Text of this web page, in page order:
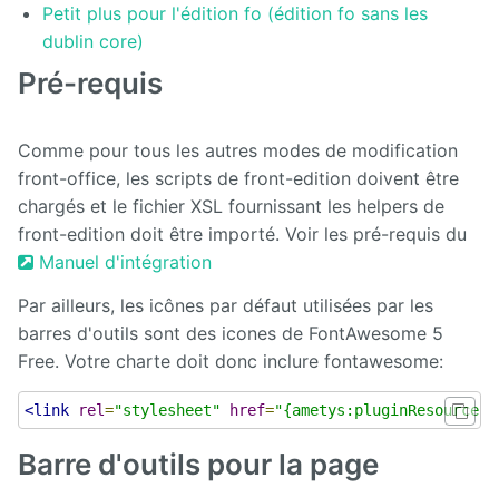
Front
Notification
Gadgets
Glossary
GLPI
Google
Hyperplanning
Job
Petit plus pour l'édition fo (édition fo sans les
dublin core)
Pré-requis
Comme pour tous les autres modes de modification
front-office, les scripts de front-edition doivent être
chargés et le fichier XSL fournissant les helpers de
front-edition doit être importé. Voir les pré-requis du
Manuel d'intégration
Par ailleurs, les icônes par défaut utilisées par les
barres d'outils sont des icones de FontAwesome 5
Free. Votre charte doit donc inclure fontawesome:
<link rel="stylesheet" href=
Barre d'outils pour la page